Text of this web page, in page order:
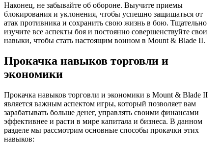
Наконец, не забывайте об обороне. Выучите приемы
блокирования и уклонения, чтобы успешно защищаться от
атак противника и сохранить свою жизнь в бою. Тщательно
изучите все аспекты боя и постоянно совершенствуйте свои
навыки, чтобы стать настоящим воином в Mount & Blade II.
Прокачка навыков торговли и
экономики
Прокачка навыков торговли и экономики в Mount & Blade II
является важным аспектом игры, который позволяет вам
зарабатывать больше денег, управлять своими финансами
эффективнее и расти в мире капитала и бизнеса. В данном
разделе мы рассмотрим основные способы прокачки этих
навыков: